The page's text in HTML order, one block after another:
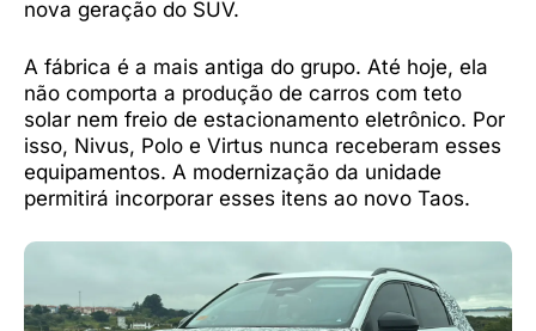
nova geração do SUV.
A fábrica é a mais antiga do grupo. Até hoje, ela
não comporta a produção de carros com teto
solar nem freio de estacionamento eletrônico. Por
isso, Nivus, Polo e Virtus nunca receberam esses
equipamentos. A modernização da unidade
permitirá incorporar esses itens ao novo Taos.